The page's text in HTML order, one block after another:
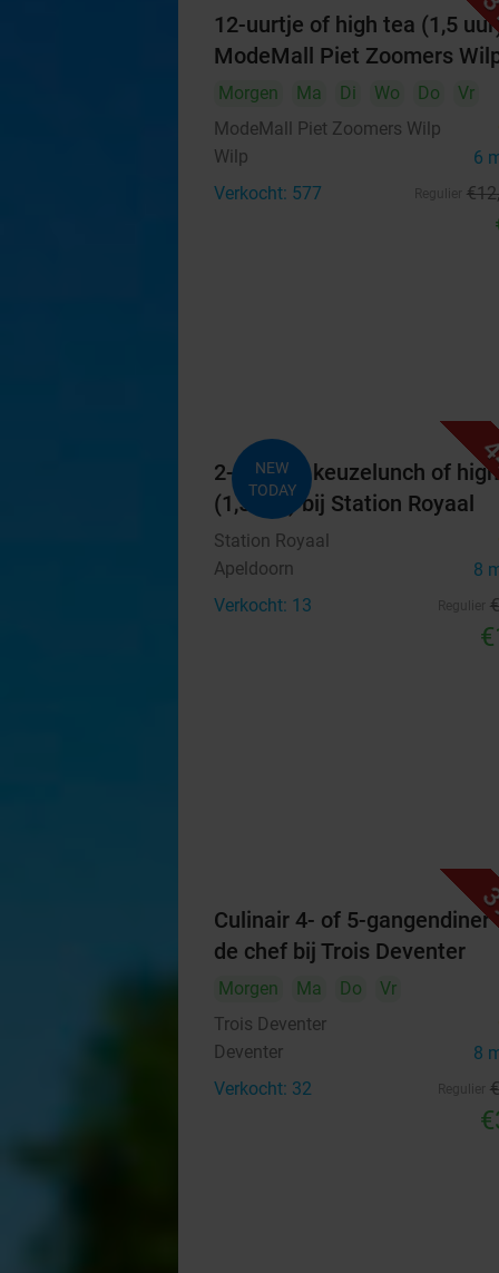
12-uurtje of high tea (1,5
ModeMall Piet Zoomers
Morgen Ma Di Wo Do
Vr
ModeMall Piet Zoomers Wilp
Wilp 6
Verkocht: 577 €12
NEW
TODAY
2-gangen keuzelunch of
(1,5 uur) bij Station Royaal
Station Royaal
Apeldoorn 8
Verkocht: 13
Culinair 4- of 5-gangendiner
de chef bij Trois Deventer
Morgen Ma Do
Vr
Trois Deventer
Deventer 8
Verkocht: 32